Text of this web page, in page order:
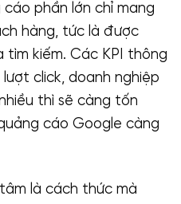
phần lớn chỉ mang
hàng, tức là được
kiếm. Các KPI thông
click, doanh nghiệp
thì sẽ càng tốn
cáo Google càng
là cách thức mà